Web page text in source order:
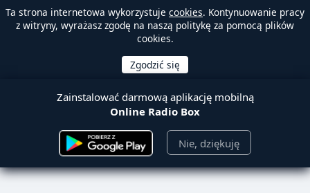
Ta strona internetowa wykorzystuje cookies. Kontynuowanie pracy
z witryny, wyrażasz zgodę na naszą politykę za pomocą plików
cookies.
Zainstalować darmową aplikację mobilną
Online Radio Box
Nie, dziękuję